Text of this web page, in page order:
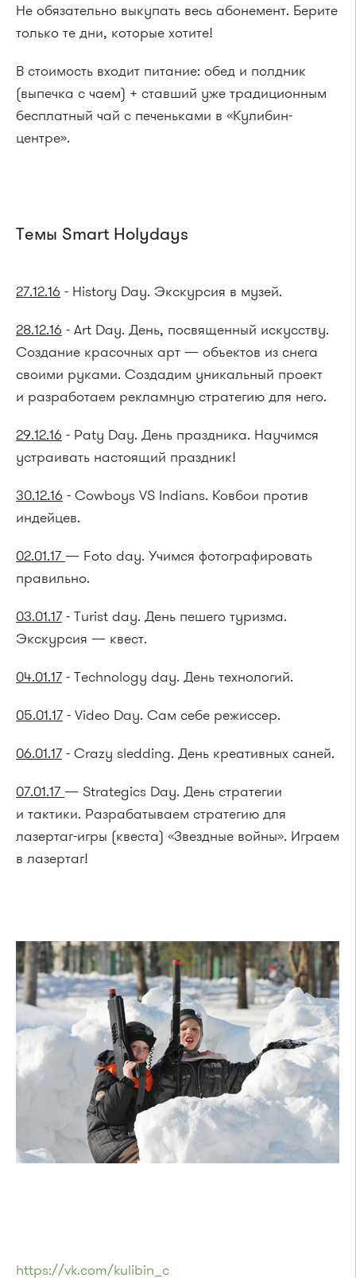
Не обязательно выкупать весь абонемент. Берите
только те дни, которые хотите!
В стоимость входит питание: обед и полдник
(выпечка с чаем) + ставший уже традиционным
бесплатный чай с печеньками в «Кулибин-
центре».
Темы Smart Holydays
27.12.16 - History Day. Экскурсия в музей.
28.12.16 - Art Day. День, посвященный искусству.
Создание красочных арт — объектов из снега
своими руками. Создадим уникальный проект
и разработаем рекламную стратегию для него.
29.12.16 - Paty Day. День праздника. Научимся
устраивать настоящий праздник!
30.12.16 - Сowboys VS Indians. Ковбои против
индейцев.
02.01.17 — Foto day. Учимся фотографировать
правильно.
03.01.17 - Turist day. День пешего туризма.
Экскурсия — квест.
04.01.17 - Тechnology day. День технологий.
05.01.17 - Video Day. Сам себе режиссер.
06.01.17 - Сrazy sledding. День креативных саней.
07.01.17 — Strategics Day. День стратегии
и тактики. Разрабатываем стратегию для
лазертаг-игры (квеста) «Звездные войны». Играем
в лазертаг!
https://vk.com/kulibin_c